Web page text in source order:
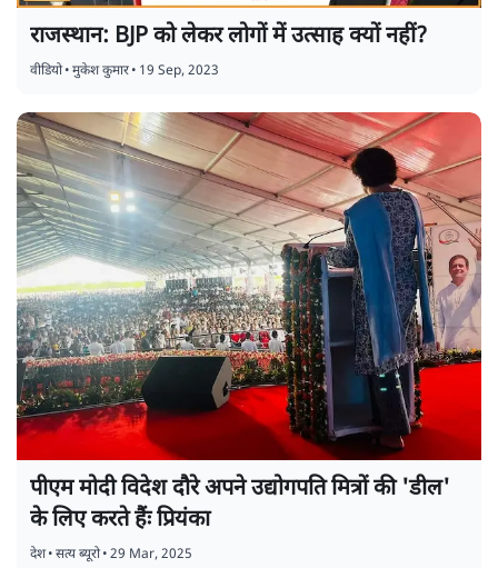
राजस्थान: BJP को लेकर लोगों में उत्साह क्यों नहीं?
वीडियो•मुकेश कुमार• 19 Sep, 2023
पीएम मोदी विदेश दौरे अपने उद्योगपति मित्रों की 'डील'
के लिए करते हैंः प्रियंका
देश•सत्य ब्यूरो•29 Mar, 2025